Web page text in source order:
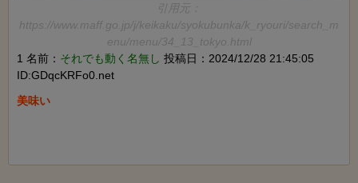
引用元：
https://www.maff.go.jp/j/keikaku/syokubunka/k_ryouri/search_m
enu/menu/34_13_tokyo.html
1 名前： それでも動く名無し 投稿日：2024/12/28 21:45:05
ID:GDqcKRFo0.net
美味い